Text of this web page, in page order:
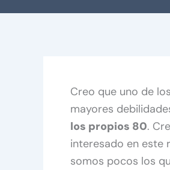
Creo que uno de
mayores
los propios 80.
interesado en este
somos pocos los